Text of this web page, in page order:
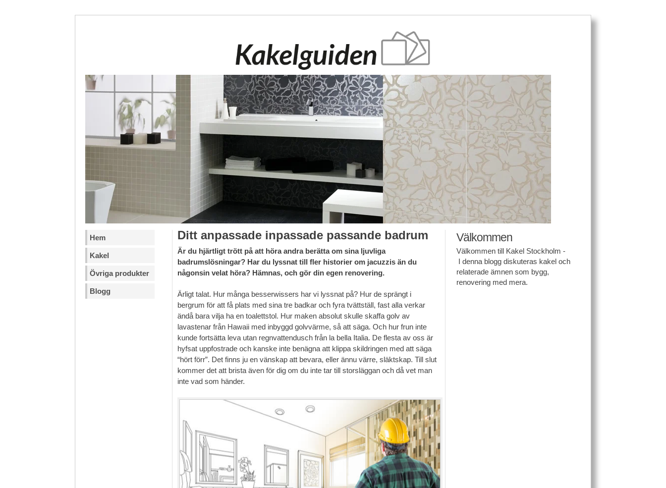
Hem
Kakel
Övriga produkter
Blogg
Ditt anpassade inpassade passande badrum
Är du hjärtligt trött på att höra andra berätta om sina ljuvliga
badrumslösningar? Har du lyssnat till fler historier om jacuzzis än du
någonsin velat höra? Hämnas, och gör din egen renovering.
Ärligt talat. Hur många besserwissers har vi lyssnat på? Hur de sprängt i
bergrum för att få plats med sina tre badkar och fyra tvättställ, fast alla verkar
ändå bara vilja ha en toalettstol. Hur maken absolut skulle skaffa golv av
lavastenar från Hawaii med inbyggd golvvärme, så att säga. Och hur frun inte
kunde fortsätta leva utan regnvattendusch från la bella Italia. De flesta av oss är
hyfsat uppfostrade och kanske inte benägna att klippa skildringen med att säga
“hört förr”. Det finns ju en vänskap att bevara, eller ännu värre, släktskap. Till slut
kommer det att brista även för dig om du inte tar till storsläggan och då vet man
inte vad som händer.
Välkommen
Välkommen till Kakel Stockholm -
I denna blogg diskuteras kakel och
relaterade ämnen som bygg,
renovering med mera.